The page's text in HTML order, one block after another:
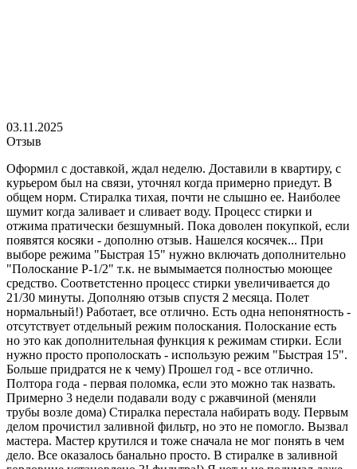
03.11.2025
Отзыв
Оформил с доставкой, ждал неделю. Доставили в квартиру, с
курьером был на связи, уточнял когда примерно приедут. В
общем норм. Стиралка тихая, почти не слышно ее. Наиболее
шумит когда заливает и сливает воду. Процесс стирки и
отжима пратически безшумный. Пока доволен покупкой, если
появятся косяки - дополню отзыв. Нашелся косячек... При
выборе режима "Быстрая 15" нужно включать дополнительно
"Полоскание Р-1/2" т.к. не вымымается полностью моющее
средство. Соответстенно процесс стирки увеличивается до
21/30 минуты. Дополняю отзыв спустя 2 месяца. Полет
нормальный!) Работает, все отлично. Есть одна непонятность -
отсутствует отдельный режим полоскания. Полоскание есть
но это как дополнительная функция к режимам стирки. Если
нужно просто прополоскать - использую режим "Быстрая 15".
Больше придратся не к чему) Прошел год - все отлично.
Полтора года - первая поломка, если это можно так назвать.
Примерно 3 недели подавали воду с ржавчиной (меняли
трубы возле дома) Стиралка перестала набирать воду. Первым
делом прочистил заливной фильтр, но это не помогло. Вызвал
мастера. Мастер крутился и тоже сначала не мог понять в чем
дело. Все оказалось банально просто. В стиралке в заливной